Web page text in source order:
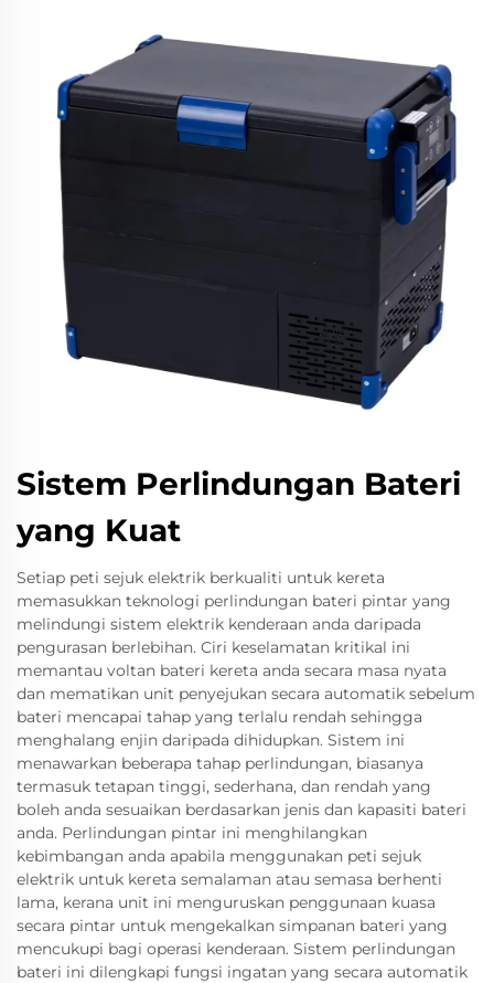
Sistem Perlindungan Bateri
yang Kuat
Setiap peti sejuk elektrik berkualiti untuk kereta
memasukkan teknologi perlindungan bateri pintar yang
melindungi sistem elektrik kenderaan anda daripada
pengurasan berlebihan. Ciri keselamatan kritikal ini
memantau voltan bateri kereta anda secara masa nyata
dan mematikan unit penyejukan secara automatik sebelum
bateri mencapai tahap yang terlalu rendah sehingga
menghalang enjin daripada dihidupkan. Sistem ini
menawarkan beberapa tahap perlindungan, biasanya
termasuk tetapan tinggi, sederhana, dan rendah yang
boleh anda sesuaikan berdasarkan jenis dan kapasiti bateri
anda. Perlindungan pintar ini menghilangkan
kebimbangan anda apabila menggunakan peti sejuk
elektrik untuk kereta semalaman atau semasa berhenti
lama, kerana unit ini menguruskan penggunaan kuasa
secara pintar untuk mengekalkan simpanan bateri yang
mencukupi bagi operasi kenderaan. Sistem perlindungan
bateri ini dilengkapi fungsi ingatan yang secara automatik